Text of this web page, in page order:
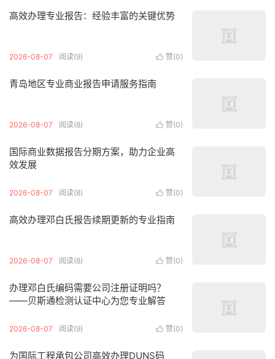
高效办理专业报告：经验丰富的关键优势
 赞(0)
2026-08-07 阅读(9)
青岛地区专业商业报告申请服务指南
 赞(0)
2026-08-07 阅读(8)
国际商业数据报告分期方案，助力企业高
效发展
 赞(0)
2026-08-07 阅读(8)
高效办理邓白氏报告续期更新的专业指南
 赞(0)
2026-08-07 阅读(8)
办理邓白氏编码需要公司注册证明吗？
——贝斯通检测认证中心为您专业解答
 赞(0)
2026-08-07 阅读(9)
为国际工程承包公司高效办理DUNS码